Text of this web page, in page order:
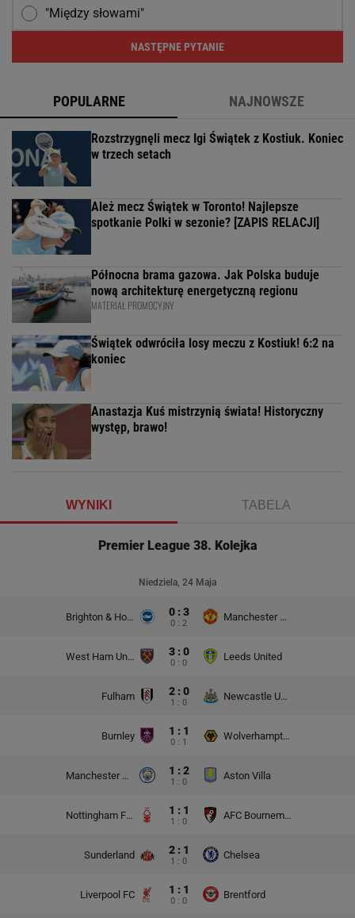
"Między słowami"
NASTĘPNE PYTANIE
POPULARNE NAJNOWSZE
Rozstrzygnęli mecz Igi Świątek z Kostiuk. Koniec
w trzech setach
Ależ mecz Świątek w Toronto! Najlepsze
spotkanie Polki w sezonie? [ZAPIS RELACJI]
Północna brama gazowa. Jak Polska buduje
nową architekturę energetyczną regionu
MATERIAŁ PROMOCYJNY
Świątek odwróciła losy meczu z Kostiuk! 6:2 na
koniec
Anastazja Kuś mistrzynią świata! Historyczny
występ, brawo!
WYNIKI TABELA
Premier League 38. Kolejka
Niedziela, 24 Maja
Brighton & Hove Albion 0 : 3
0 : 2
Manchester United
West Ham United 3 : 0
0 : 0
Leeds United
Fulham 2 : 0
1 : 0
Newcastle United
Burnley 1 : 1
0 : 1
Wolverhampton Wanderers
Manchester City 1 : 2
1 : 0
Aston Villa
Nottingham Forest 1 : 1
1 : 0
AFC Bournemouth
Sunderland 2 : 1
1 : 0
Chelsea
Liverpool FC 1 : 1
0 : 0
Brentford